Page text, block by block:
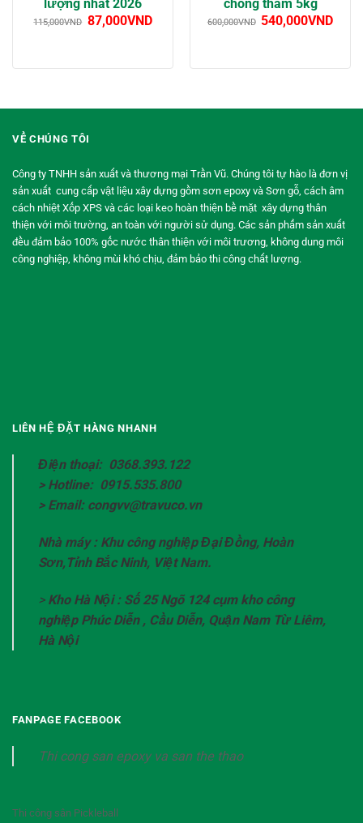
lượng nhất 2026
115,000VND 87,000VND
chống thấm 5kg
600,000VND 540,000VND
VỀ CHÚNG TÔI
Công ty TNHH sản xuất và thương mại Trần Vũ. Chúng tôi tự hào là đơn vị
sản xuất cung cấp vật liệu xây dựng gồm sơn epoxy và Sơn gỗ, cách âm
cách nhiệt Xốp XPS và các loại keo hoàn thiện bề mặt xây dựng thân
thiện với môi trường, an toàn với người sử dụng. Các sản phẩm sản xuất
đều đảm bảo 100% gốc nước thân thiện với môi trương, không dung môi
công nghiệp, không mùi khó chịu, đảm bảo thi công chất lượng.
LIÊN HỆ ĐẶT HÀNG NHANH
Điện thoại: 0368.393.122
> Hotline: 0915.535.800
> Email: congvv@travuco.vn
Nhà máy : Khu công nghiệp Đại Đồng, Hoàn
Sơn,Tỉnh Bắc Ninh, Việt Nam.
> Kho Hà Nội : Số 25 Ngõ 124 cụm kho công
nghiệp Phúc Diễn , Cầu Diễn, Quận Nam Từ Liêm,
Hà Nội
FANPAGE FACEBOOK
Thi cong san epoxy va san the thao
Thi công sân Pickleball